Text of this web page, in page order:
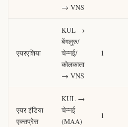
→ VNS
एयरएशिया
KUL →
बेंगलुरु/
चेन्नई/
कोलकाता
→ VNS
1
एयर इंडिया
एक्सप्रेस
KUL →
चेन्नई
(MAA)
1